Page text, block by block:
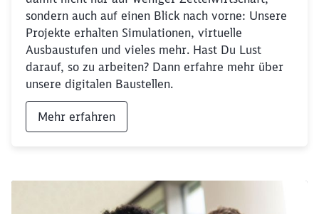
sondern auch auf einen Blick nach vorne: Unsere
Projekte erhalten Simulationen, virtuelle
Ausbaustufen und vieles mehr. Hast Du Lust
darauf, so zu arbeiten? Dann erfahre mehr über
unsere digitalen Baustellen.
Mehr erfahren